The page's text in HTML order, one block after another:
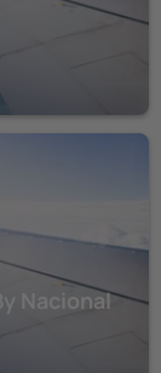
Nacional